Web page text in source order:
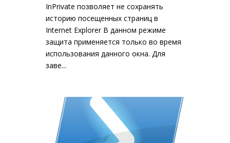
InPrivate позволяет не сохранять
историю посещенных страниц в
Internet Explorer В данном режиме
защита применяется только во время
использования данного окна. Для
заве...